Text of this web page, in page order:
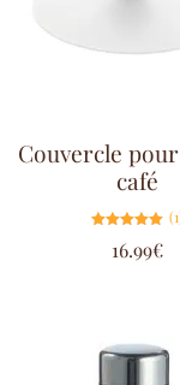
Couvercle
café
5.00
sur 5
16.99€